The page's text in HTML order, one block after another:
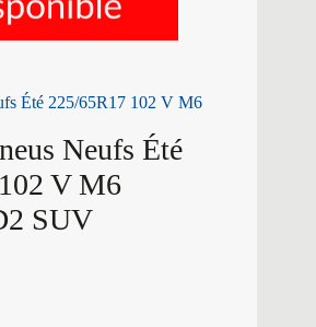
Été 225/65R17 102 V M6
Neufs Été
V M6
SUV